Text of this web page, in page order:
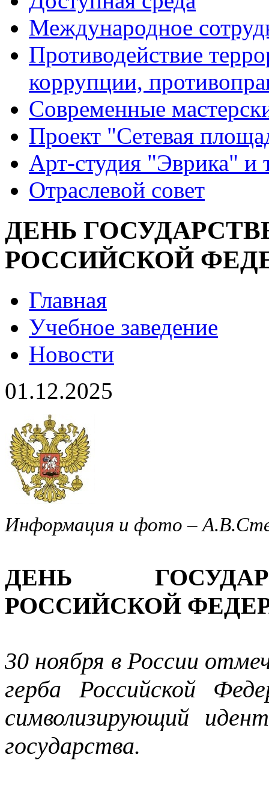
Международное
Противодействие
коррупции,
Современные
Проект "Сетевая
Арт-студия "Эврика" и
Отраслевой совет
ДЕНЬ
РОССИЙСКОЙ
Главная
Учебное заведение
Новости
01.12.2025
Информация и фото –
ДЕНЬ
РОССИЙСКОЙ
30 ноября в России
герба Российской
символизирующий
государства.